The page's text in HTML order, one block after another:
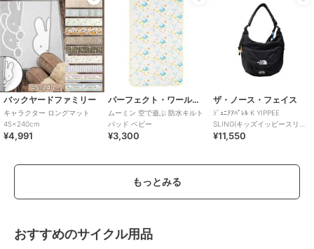
バックヤードファミリー
キャラクター ロングマット
45×240cm
¥4,991
パーフェクト・ワールド・トーキョー
ムーミン 空で遊ぶ 防水キルト
パッド ベビー
¥3,300
ザ・ノース・フェイス
ｼﾞｭﾆｱｱﾊﾟﾚﾙ K YIPPEE
SLING(キッズイッピースリン
グ)
¥11,550
もっとみる
おすすめのサイクル用品